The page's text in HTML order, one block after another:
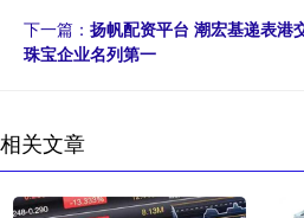
下一篇： 扬帆配资平台 潮宏基递表港
珠宝企业名列第一
相关文章